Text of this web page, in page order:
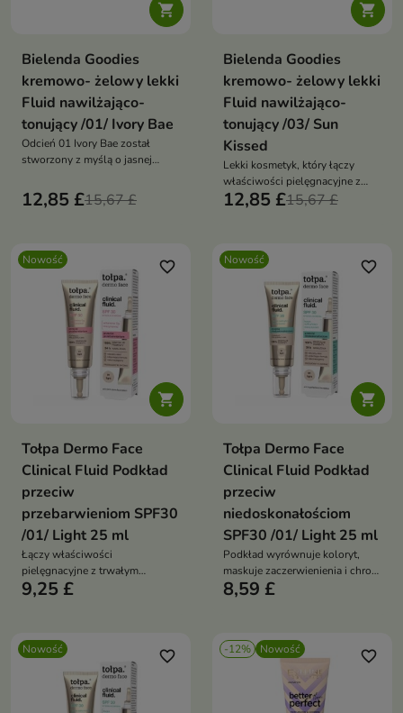

Bielenda Goodies
kremowo- żelowy lekki
Fluid nawilżająco-
tonujący /01/ Ivory Bae
Odcień 01 Ivory Bae został
stworzony z myślą o jasnej
naturalne dopasowanie.
12,85 £15,67 £

Bielenda Goodies
kremowo- żelowy lekki
Fluid nawilżająco-
tonujący /03/ Sun
Kissed
Lekki kosmetyk, który łączy
właściwości pielęgnacyjne z
delikatnym kryciem.
12,85 £15,67 £
Nowość

favorite_border
Tołpa Dermo Face
Clinical Fluid Podkład
przeciw
przebarwieniom SPF30
/01/ Light 25 ml
Łączy właściwości
pielęgnacyjne z trwałym
makijażem, skutecznie maskując
9,25 £
Nowość

favorite_border
Tołpa Dermo Face
Clinical Fluid Podkład
przeciw
niedoskonałościom
SPF30 /01/ Light 25 ml
Podkład wyrównuje koloryt,
maskuje zaczerwienienia i chroni
skórę przed promieniowaniem
8,59 £
Nowość favorite_border -12% Nowość favorite_border